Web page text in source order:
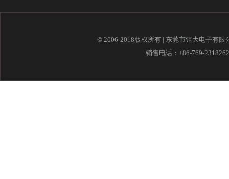
© 2006-2018版权所有 | 东莞市钜大电子有
销售电话：+86-769-